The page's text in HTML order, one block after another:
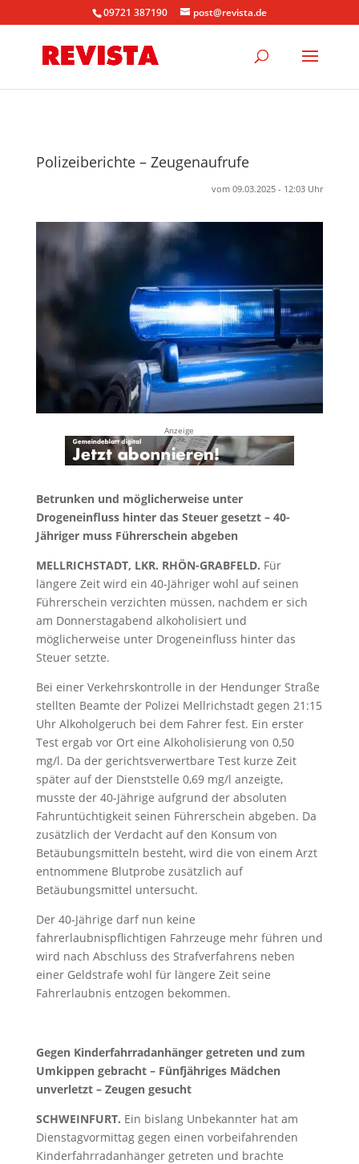
09721 387190 post@revista.de
Polizeiberichte – Zeugenaufrufe
vom 09.03.2025 - 12:03 Uhr
Anzeige
Betrunken und möglicherweise unter
Drogeneinfluss hinter das Steuer gesetzt – 40-
Jähriger muss Führerschein abgeben
MELLRICHSTADT, LKR. RHÖN-GRABFELD. Für
längere Zeit wird ein 40-Jähriger wohl auf seinen
Führerschein verzichten müssen, nachdem er sich
am Donnerstagabend alkoholisiert und
möglicherweise unter Drogeneinfluss hinter das
Steuer setzte.
Bei einer Verkehrskontrolle in der Hendunger Straße
stellten Beamte der Polizei Mellrichstadt gegen 21:15
Uhr Alkoholgeruch bei dem Fahrer fest. Ein erster
Test ergab vor Ort eine Alkoholisierung von 0,50
mg/l. Da der gerichtsverwertbare Test kurze Zeit
später auf der Dienststelle 0,69 mg/l anzeigte,
musste der 40-Jährige aufgrund der absoluten
Fahruntüchtigkeit seinen Führerschein abgeben. Da
zusätzlich der Verdacht auf den Konsum von
Betäubungsmitteln besteht, wird die von einem Arzt
entnommene Blutprobe zusätzlich auf
Betäubungsmittel untersucht.
Der 40-Jährige darf nun keine
fahrerlaubnispflichtigen Fahrzeuge mehr führen und
wird nach Abschluss des Strafverfahrens neben
einer Geldstrafe wohl für längere Zeit seine
Fahrerlaubnis entzogen bekommen.
Gegen Kinderfahrradanhänger getreten und zum
Umkippen gebracht – Fünfjähriges Mädchen
unverletzt – Zeugen gesucht
SCHWEINFURT. Ein bislang Unbekannter hat am
Dienstagvormittag gegen einen vorbeifahrenden
Kinderfahrradanhänger getreten und brachte